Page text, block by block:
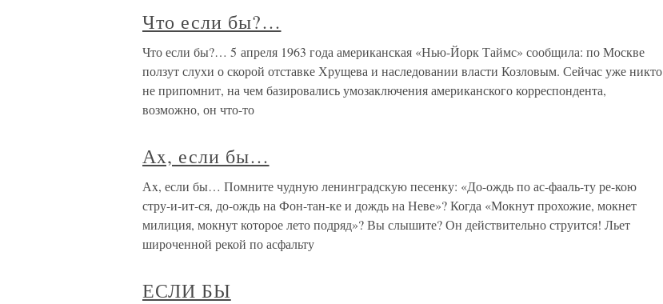
Что если бы?…
Что если бы?… 5 апреля 1963 года американская «Нью-Йорк Таймс» сообщила: по Москве
ползут слухи о скорой отставке Хрущева и наследовании власти Козловым. Сейчас уже никто
не припомнит, на чем базировались умозаключения американского корреспондента,
возможно, он что-то
Аx, если бы…
Аx, если бы… Помните чудную ленинградскую песенку: «До-ождь по ас-фааль-ту ре-кою
стру-и-ит-ся, до-ождь на Фон-тан-ке и дождь на Неве»? Когда «Мокнут прохожие, мокнет
милиция, мокнут которое лето подряд»? Вы слышите? Он действительно струится! Льет
широченной рекой по асфальту
ЕСЛИ БЫ